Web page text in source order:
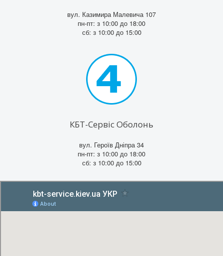
вул. Казимира Малевича 107
пн-пт: з 10:00 до 18:00
сб: з 10:00 до 15:00
КБТ-Сервіс Оболонь
вул. Героїв Дніпра 34
пн-пт: з 10:00 до 18:00
сб: з 10:00 до 15:00